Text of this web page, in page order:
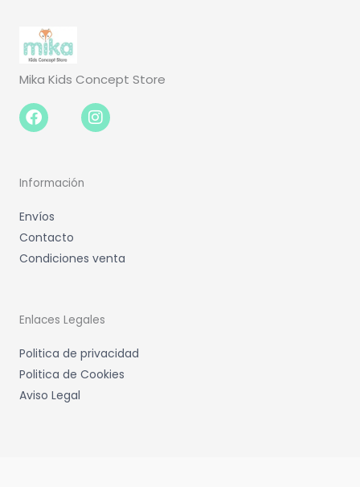
Mika Kids Concept Store
Facebook-
f
Instagram
Información
Envíos
Contacto
Condiciones venta
Enlaces Legales
Politica de privacidad
Politica de Cookies
Aviso Legal